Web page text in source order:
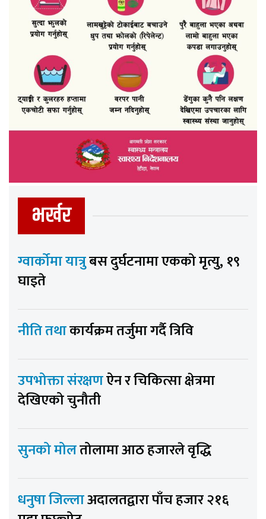
भर्खर
ग्वार्कोमा यात्रुबस दुर्घटनामा एकको मृत्यु, १९
घाइते
नीति तथाकार्यक्रम तर्जुमा गर्दै त्रिवि
उपभोक्ता संरक्षणऐन र चिकित्सा क्षेत्रमा
देखिएको चुनौती
सुनको मोलतोलामा आठ हजारले वृद्धि
धनुषा जिल्लाअदालतद्वारा पाँच हजार २१६